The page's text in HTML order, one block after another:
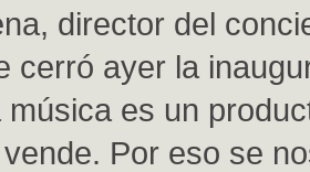
director del
cerró ayer la
es un
Por eso se